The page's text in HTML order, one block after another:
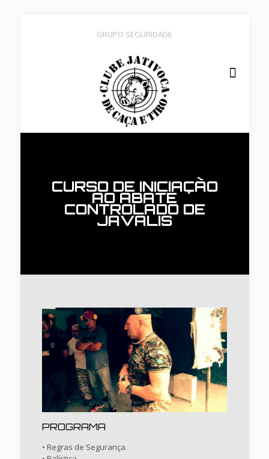
GRUPO SEGURIDADE
CURSO DE INICIAÇÃO
AO ABATE
CONTROLADO DE
JAVALIS
PROGRAMA
• Regras de Segurança